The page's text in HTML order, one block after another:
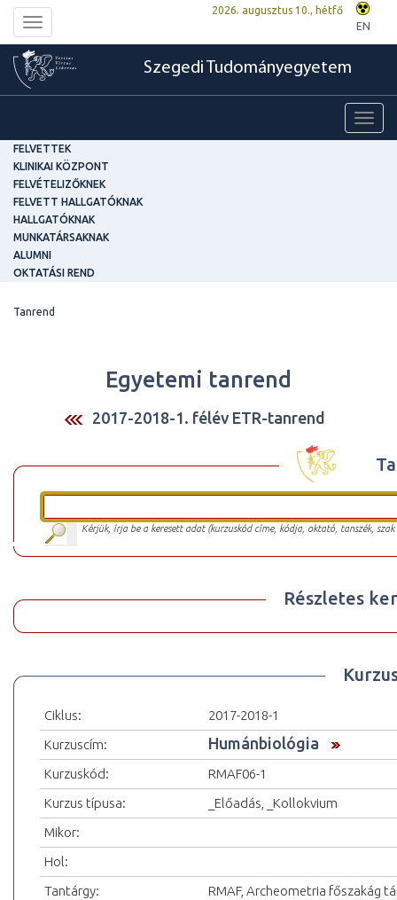
Toggle
navigation
2026. augusztus 10., hétfő
EN
Szegedi Tudományegyetem
FELVETTEK
KLINIKAI KÖZPONT
FELVÉTELIZŐKNEK
FELVETT HALLGATÓKNAK
HALLGATÓKNAK
MUNKATÁRSAKNAK
ALUMNI
OKTATÁSI REND
Tanrend
Egyetemi tanrend
2017-2018-1. félév ETR-tanrend
Kérjük, írja be a keresett adat (kurzuskód címe, kódja, oktató, tanszék,
Részletes
Ciklus:
2017-2018-1
Kurzuscím:
Humánbiológia
Kurzuskód:
RMAF06-1
Kurzus típusa:
_Előadás, _Kollokvium
Mikor:
Hol:
Tantárgy:
RMAF, Archeometria főszakág